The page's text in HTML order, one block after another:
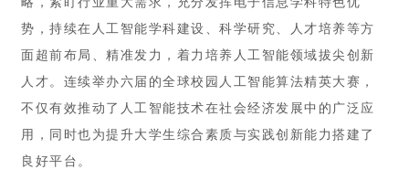
势，持续在人工智能学科建设、科学研究、人才培养等方
面超前布局、精准发力，着力培养人工智能领域拔尖创新
人才。连续举办六届的全球校园人工智能算法精英大赛，
不仅有效推动了人工智能技术在社会经济发展中的广泛应
用，同时也为提升大学生综合素质与实践创新能力搭建了
良好平台。